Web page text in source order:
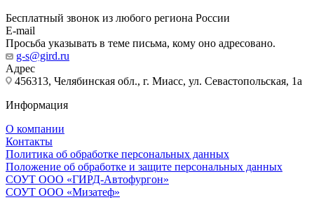
Бесплатный звонок из любого региона России
E-mail
Просьба указывать в теме письма, кому оно адресовано.
g-s@gird.ru
Адрес
456313, Челябинская обл., г. Миасс, ул. Севастопольская, 1а
Информация
О компании
Контакты
Политика об обработке персональных данных
Положение об обработке и защите персональных данных
СОУТ ООО «ГИРД-Автофургон»
СОУТ ООО «Мизатеф»